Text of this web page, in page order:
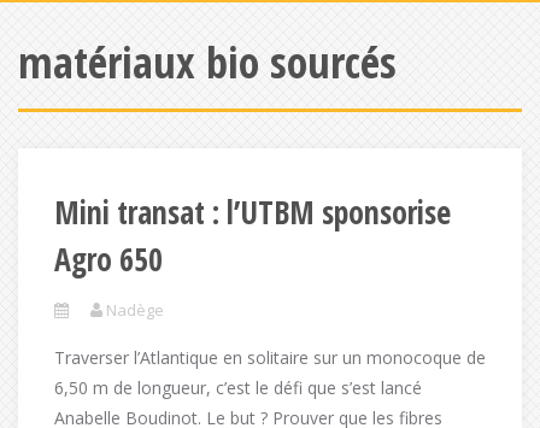
matériaux bio sourcés
Mini transat : l’UTBM sponsorise
Agro 650
Nadège
Traverser l’Atlantique en solitaire sur un monocoque de
6,50 m de longueur, c’est le défi que s’est lancé
Anabelle Boudinot. Le but ? Prouver que les fibres